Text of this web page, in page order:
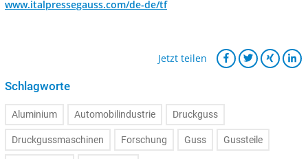
www.italpressegauss.com/de-de/tf
Jetzt teilen
Schlagworte
Aluminium Automobilindustrie Druckguss
Druckgussmaschinen Forschung Guss Gussteile